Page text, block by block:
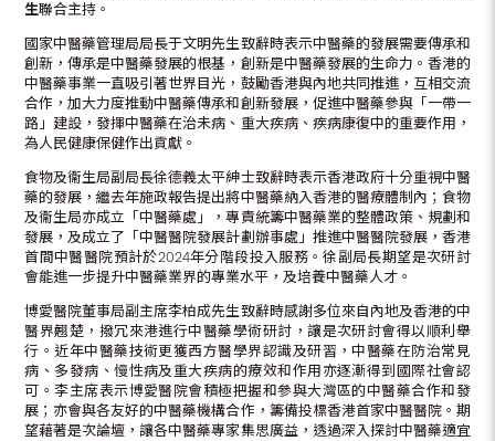
生聯合主持。
國家中醫藥管理局局長于文明先生致辭時表示中醫藥的發展需要傳承和
創新，傳承是中醫藥發展的根基，創新是中醫藥發展的生命力。香港的
中醫藥事業一直吸引著世界目光，鼓勵香港與內地共同推進，互相交流
合作，加大力度推動中醫藥傳承和創新發展，促進中醫藥參與「一帶一
路」建設，發揮中醫藥在治未病、重大疾病、疾病康復中的重要作用，
為人民健康保健作出貢獻。
食物及衞生局副局長徐德義太平紳士致辭時表示香港政府十分重視中醫
藥的發展，繼去年施政報告提出將中醫藥納入香港的醫療體制內；食物
及衞生局亦成立「中醫藥處」，專責統籌中醫藥業的整體政策、規劃和
發展，及成立了「中醫醫院發展計劃辦事處」推進中醫醫院發展，香港
首間中醫醫院預計於2024年分階段投入服務。徐副局長期望是次研討
會能進一步提升中醫藥業界的專業水平，及培養中醫藥人才。
博愛醫院董事局副主席李柏成先生致辭時感謝多位來自內地及香港的中
醫界翹楚，撥冗來港進行中醫藥學術研討，讓是次研討會得以順利舉
行。近年中醫藥技術更獲西方醫學界認識及研習，中醫藥在防治常見
病、多發病、慢性病及重大疾病的療效和作用亦逐漸得到國際社會認
可。李主席表示博愛醫院會積極把握和參與大灣區的中醫藥合作和發
展；亦會與各友好的中醫藥機構合作，籌備投標香港首家中醫醫院。期
望藉著是次論壇，讓各中醫藥專家集思廣益，透過深入探討中醫藥適宜